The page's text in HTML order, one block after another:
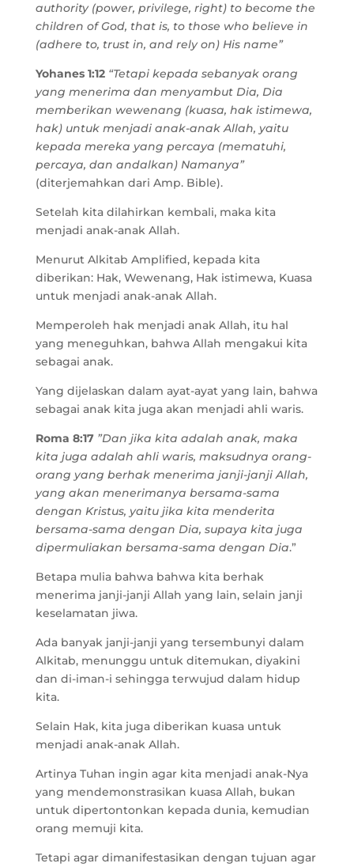
authority (power, privilege, right) to become the
children of God, that is, to those who believe in
(adhere to, trust in, and rely on) His name”
Yohanes 1:12 “Tetapi kepada sebanyak orang
yang menerima dan menyambut Dia, Dia
memberikan wewenang (kuasa, hak istimewa,
hak) untuk menjadi anak-anak Allah, yaitu
kepada mereka yang percaya (mematuhi,
percaya, dan andalkan) Namanya”
(diterjemahkan dari Amp. Bible).
Setelah kita dilahirkan kembali, maka kita
menjadi anak-anak Allah.
Menurut Alkitab Amplified, kepada kita
diberikan: Hak, Wewenang, Hak istimewa, Kuasa
untuk menjadi anak-anak Allah.
Memperoleh hak menjadi anak Allah, itu hal
yang meneguhkan, bahwa Allah mengakui kita
sebagai anak.
Yang dijelaskan dalam ayat-ayat yang lain, bahwa
sebagai anak kita juga akan menjadi ahli waris.
Roma 8:17”Dan jika kita adalah anak, maka
kita juga adalah ahli waris, maksudnya orang-
orang yang berhak menerima janji-janji Allah,
yang akan menerimanya bersama-sama
dengan Kristus, yaitu jika kita menderita
bersama-sama dengan Dia, supaya kita juga
dipermuliakan bersama-sama dengan Dia.”
Betapa mulia bahwa bahwa kita berhak
menerima janji-janji Allah yang lain, selain janji
keselamatan jiwa.
Ada banyak janji-janji yang tersembunyi dalam
Alkitab, menunggu untuk ditemukan, diyakini
dan di-iman-i sehingga terwujud dalam hidup
kita.
Selain Hak, kita juga diberikan kuasa untuk
menjadi anak-anak Allah.
Artinya Tuhan ingin agar kita menjadi anak-Nya
yang mendemonstrasikan kuasa Allah, bukan
untuk dipertontonkan kepada dunia, kemudian
orang memuji kita.
Tetapi agar dimanifestasikan dengan tujuan agar